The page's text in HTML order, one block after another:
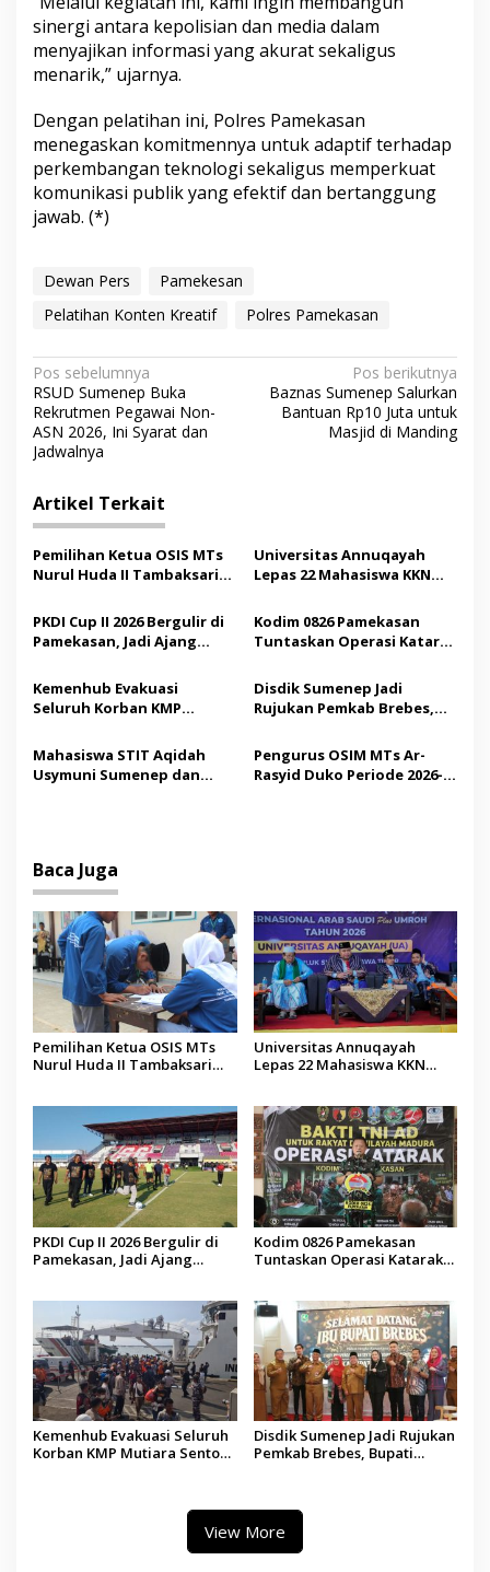
sinergi antara kepolisian dan media dalam
menyajikan informasi yang akurat sekaligus
menarik,” ujarnya.
Dengan pelatihan ini, Polres Pamekasan
menegaskan komitmennya untuk adaptif terhadap
perkembangan teknologi sekaligus memperkuat
komunikasi publik yang efektif dan bertanggung
jawab. (*)
Dewan Pers
Pamekesan
Pelatihan Konten Kreatif
Polres Pamekasan
N
a
v
i
g
a
s
i
p
o
s
Pos sebelumnya
RSUD Sumenep Buka
Rekrutmen Pegawai Non-
ASN 2026, Ini Syarat dan
Jadwalnya
Pos berikutnya
Baznas Sumenep Salurkan
Bantuan Rp10 Juta untuk
Masjid di Manding
Artikel Terkait
Pemilihan Ketua OSIS MTs
Nurul Huda II Tambaksari
Demokrasi bagi Siswa
Universitas Annuqayah
Lepas 22 Mahasiswa KKN
Saudi
PKDI Cup II 2026 Bergulir di
Pamekasan, Jadi Ajang
Madura
Kodim 0826 Pamekasan
Tuntaskan Operasi Katarak
Tindakan Medis
Kemenhub Evakuasi
Seluruh Korban KMP
Operator Diaudit
Disdik Sumenep Jadi
Rujukan Pemkab Brebes,
Pendidikan Berbasis
Budaya
Mahasiswa STIT Aqidah
Usymuni Sumenep dan
Pengurus OSIM MTs Ar-
Rasyid Duko Periode 2026-
Baca Juga
Pemilihan Ketua OSIS MTs
Nurul Huda II Tambaksari
Universitas Annuqayah
Lepas 22 Mahasiswa KKN
PKDI Cup II 2026 Bergulir di
Pamekasan, Jadi Ajang
Kodim 0826 Pamekasan
Tuntaskan Operasi Katarak
Kemenhub Evakuasi Seluruh
Korban KMP Mutiara Sentosa
Disdik Sumenep Jadi Rujukan
Pemkab Brebes, Bupati
View More